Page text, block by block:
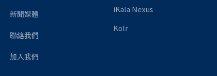
新聞媒體
聯絡我們
加入我們
iKala Nexus
Kolr